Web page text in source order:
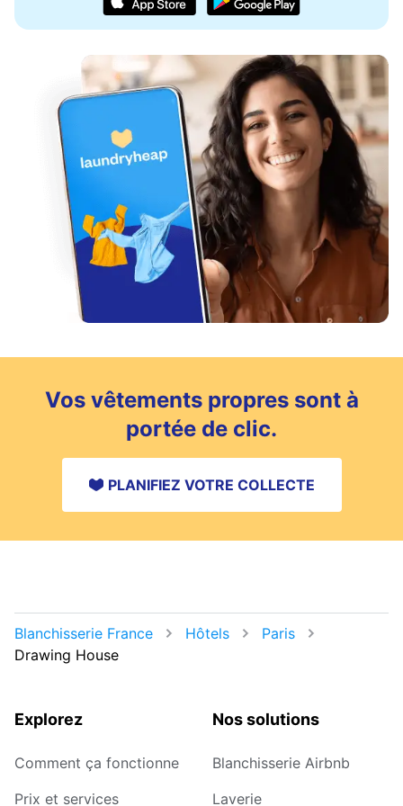
Vos vêtements propres sont à
portée de clic.
PLANIFIEZ VOTRE COLLECTE
Blanchisserie France Hôtels
Paris
Drawing House
Explorez
Comment ça fonctionne
Prix et services
Nos solutions
Blanchisserie Airbnb
Laverie